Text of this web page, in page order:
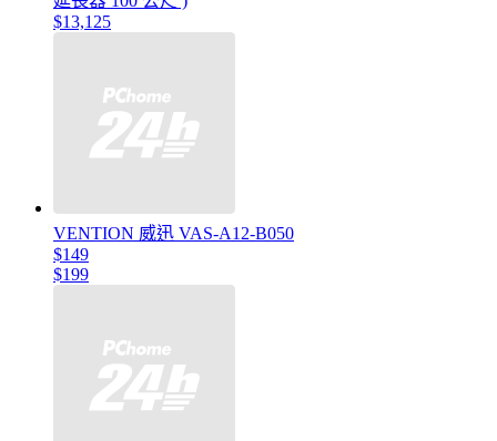
$13,125
VENTION 威迅 VAS-A12-B050
$149
$199